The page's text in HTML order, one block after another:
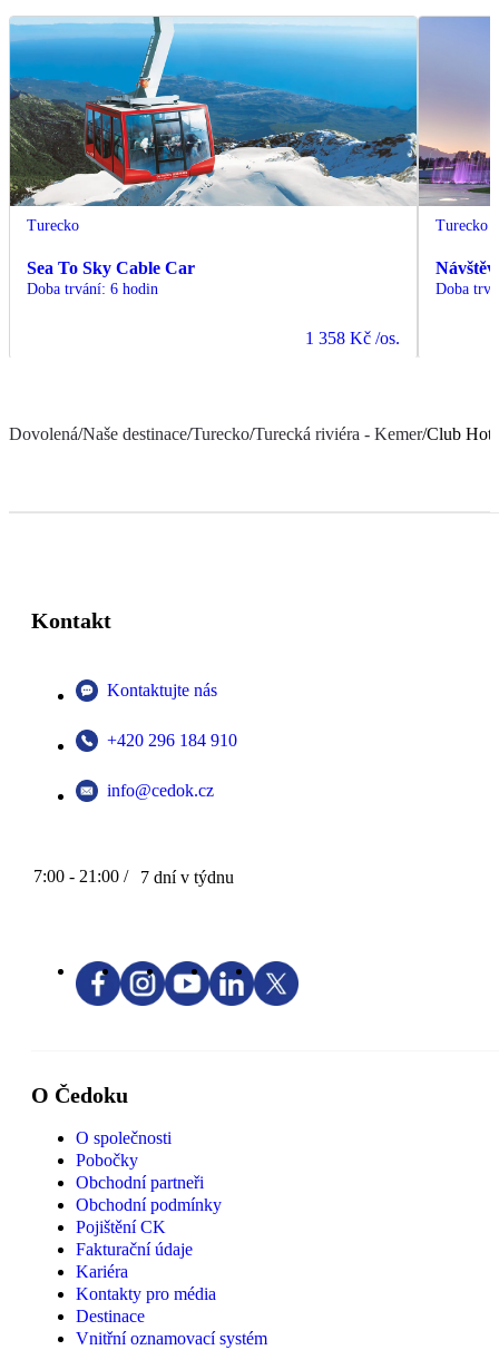
Turecko
Sea To Sky Cable Car
Doba trvání: 6 hodin
1 358 Kč /os.
Turecko
Doba
Dovolená/Naše destinace/Turecko/Turecká riviéra - Kemer/Club
Kontakt
Kontaktujte nás
+420 296 184 910
info@cedok.cz
7:00 - 21:00 / 7 dní v týdnu
O Čedoku
O společnosti
Pobočky
Obchodní partneři
Obchodní podmínky
Pojištění CK
Fakturační údaje
Kariéra
Kontakty pro média
Destinace
Vnitřní oznamovací systém